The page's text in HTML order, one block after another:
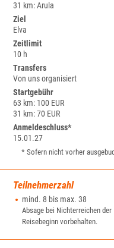
31 km: Arula
Ziel
Elva
Zeitlimit
10 h
Transfers
Von uns organisiert
Startgebühr
63 km: 100 EUR
31 km: 70 EUR
Anmeldeschluss*
15.01.27
* Sofern nicht vorher
Teilnehmerzahl
mind. 8 bis max. 38
Absage bei Nichterreichen
Reisebeginn vorbehalten.